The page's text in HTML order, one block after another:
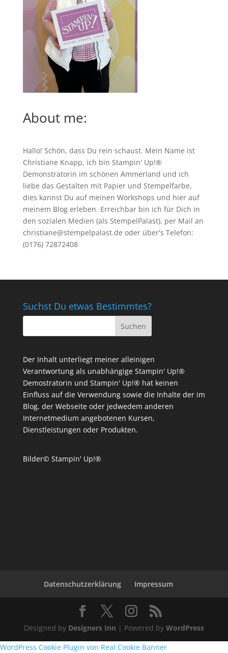
About me:
Hallo! Schön, dass Du rein schaust. Mein Name ist
Christiane Knapp, ich bin Stampin' Up!®
Demonstratorin im schönen Ammerland und ich
liebe das Gestalten mit Papier und Stempelfarbe,
dies kannst Du auf meinen Workshops und hier auf
meinem Blog erleben. Erreichbar bin ich für Dich in
den sozialen Medien (als StempelPalast), per Mail an
christiane@stempelpalast.de oder über's Telefon:
(0176) 72872408
Suchst Du etwas Bestimmtes?
Der Inhalt unterliegt meiner alleinigen
Verantwortung als unabhängige Stampin' Up!®
Demostratorin und Stampin' Up!® hat keinen
Einfluss auf die Verwendung sowie die Inhalte der im
Blog, der Webseite oder jedwedem anderen
Internetmedium angebotenen Kursen,
Dienstleistungen oder Produkten.
Bilder© Stampin' Up!®
Datenschutzerklärung Impressum
Designed by Designers Inn | Powered by WordPress
WordPress Cookie Plugin von Real Cookie Banner